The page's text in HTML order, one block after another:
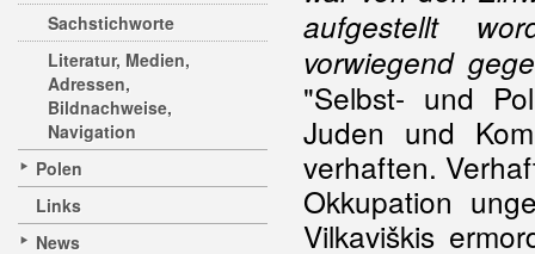
Sachstichworte
Literatur, Medien,
Adressen,
Bildnachweise,
Navigation
Polen
Links
News
aufgestellt
vorwiegend
"Selbst- und
Juden und
verhaften.
Okkupation
Vilkaviškis